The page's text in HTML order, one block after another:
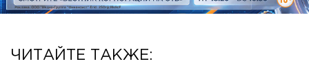
ЧИТАЙТЕ ТАКЖЕ: